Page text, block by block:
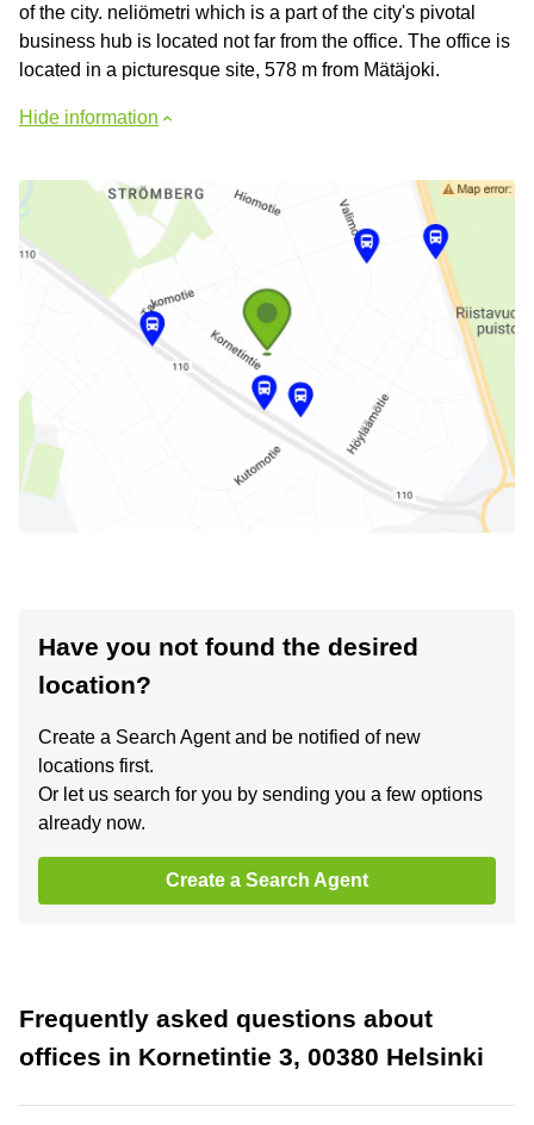
of the city. neliömetri which is a part of the city's pivotal
business hub is located not far from the office. The office is
located in a picturesque site, 578 m from Mätäjoki.
Hide information
Have you not found the desired
location?
Create a Search Agent and be notified of new
locations first.
Or let us search for you by sending you a few options
already now.
Create a Search Agent
Frequently asked questions about
offices in Kornetintie 3, 00380 Helsinki